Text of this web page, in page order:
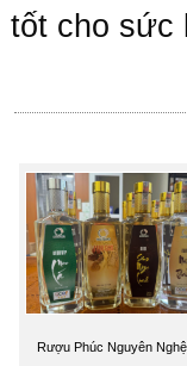
tốt cho sức
Rượu Phúc Nguyên